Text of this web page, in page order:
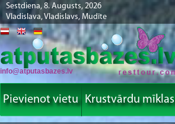
Sestdiena, 8. Augusts, 2026
Vladislava, Vladislavs, Mudīte
info@atputasbazes.lv
Pievienot vietu Krustvārdu mīklas